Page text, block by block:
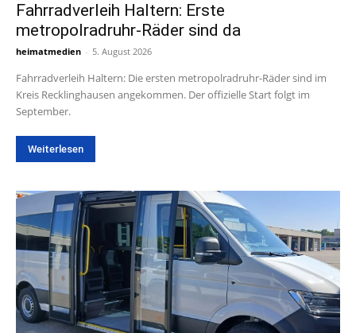
Fahrradverleih Haltern: Erste
metropolradruhr-Räder sind da
heimatmedien - 5. August 2026
Fahrradverleih Haltern: Die ersten metropolradruhr-Räder sind im
Kreis Recklinghausen angekommen. Der offizielle Start folgt im
September.
Weiterlesen